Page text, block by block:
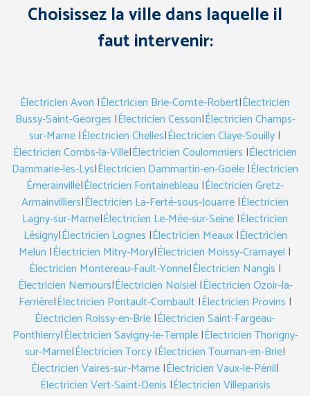
Choisissez la ville dans laquelle il
faut intervenir:
Électricien Avon |Électricien Brie-Comte-Robert|Électricien
Bussy-Saint-Georges |Électricien Cesson|Électricien Champs-
sur-Marne|Électricien Chelles|Électricien Claye-Souilly|
Électricien Combs-la-Ville|Électricien Coulommiers |Électricien
Dammarie-les-Lys|Électricien Dammartin-en-Goële|Électricien
Émerainville|Électricien Fontainebleau |Électricien Gretz-
Armainvilliers|Électricien La-Ferté-sous-Jouarre|Électricien
Lagny-sur-Marne|Électricien Le-Mée-sur-Seine|Électricien
Lésigny|Électricien Lognes |Électricien Meaux|Électricien
Melun |Électricien Mitry-Mory|Électricien Moissy-Cramayel |
Électricien Montereau-Fault-Yonne|Électricien Nangis |
Électricien Nemours|Électricien Noisiel |Électricien Ozoir-la-
Ferrière|Électricien Pontault-Combault |Électricien Provins |
Électricien Roissy-en-Brie|Électricien Saint-Fargeau-
Ponthierry|Électricien Savigny-le-Temple|Électricien Thorigny-
sur-Marne|Électricien Torcy|Électricien Tournan-en-Brie|
Électricien Vaires-sur-Marne|Électricien Vaux-le-Pénil|
Électricien Vert-Saint-Denis |Électricien Villeparisis